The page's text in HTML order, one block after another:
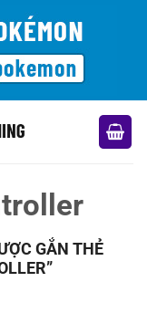
GẮN THẺ